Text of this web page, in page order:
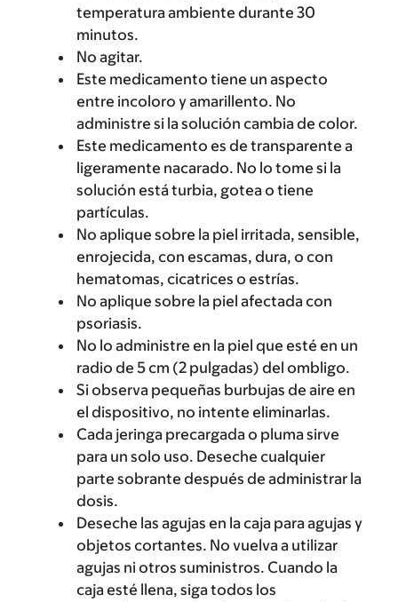
temperatura ambiente durante 30
minutos.
No agitar.
Este medicamento tiene un aspecto
entre incoloro y amarillento. No
administre si la solución cambia de color.
Este medicamento es de transparente a
ligeramente nacarado. No lo tome si la
solución está turbia, gotea o tiene
partículas.
No aplique sobre la piel irritada, sensible,
enrojecida, con escamas, dura, o con
hematomas, cicatrices o estrías.
No aplique sobre la piel afectada con
psoriasis.
No lo administre en la piel que esté en un
radio de 5 cm (2 pulgadas) del ombligo.
Si observa pequeñas burbujas de aire en
el dispositivo, no intente eliminarlas.
Cada jeringa precargada o pluma sirve
para un solo uso. Deseche cualquier
parte sobrante después de administrar la
dosis.
Deseche las agujas en la caja para agujas y
objetos cortantes. No vuelva a utilizar
agujas ni otros suministros. Cuando la
caja esté llena, siga todos los